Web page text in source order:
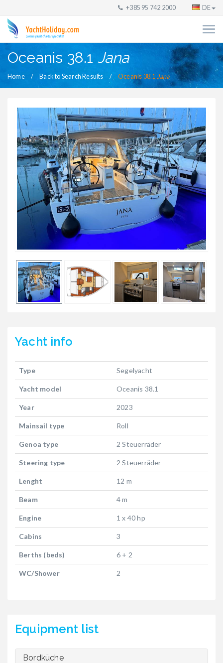
+385 95 742 2000 DE
Oceanis 38.1 Jana
Home Back to Search Results Oceanis 38.1 Jana
Yacht info
Type Segelyacht
Yacht model Oceanis 38.1
Year 2023
Mainsail type Roll
Genoa type 2 Steuerräder
Steering type 2 Steuerräder
Lenght 12 m
Beam 4 m
Engine 1 x 40 hp
Cabins 3
Berths (beds) 6 + 2
WC/Shower 2
Equipment list
Bordküche